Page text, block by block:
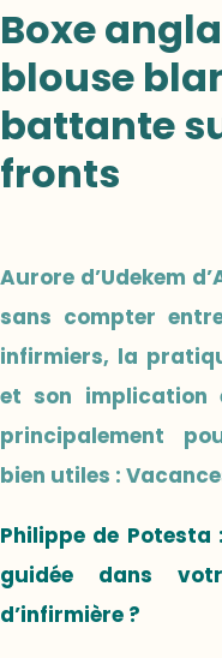
Boxe
blouse
battante
fronts
Aurore d’Udekem
sans compter
infirmiers, la
et son implication
principalement
bien utiles :
Philippe de Potesta
guidée dans
d’infirmière ?